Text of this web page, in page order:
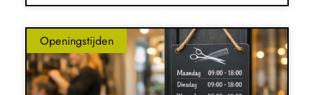
Openingstijden